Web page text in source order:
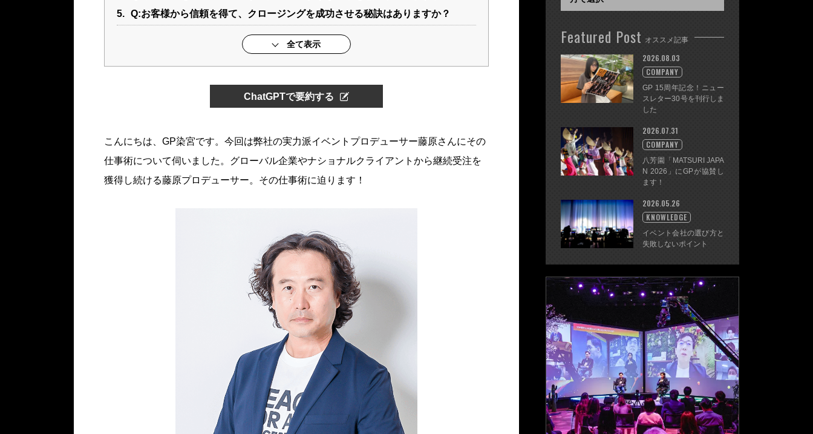
5. Q:お客様から信頼を得て、クロージングを成功させる秘訣はありますか？
全て表示
ChatGPTで要約する
こんにちは、GP染宮です。今回は弊社の実力派イベントプロデューサー藤原さんにその
仕事術について伺いました。グローバル企業やナショナルクライアントから継続受注を
獲得し続ける藤原プロデューサー。その仕事術に迫ります！
Featured Post オススメ記事
GP 15周年記念！ニュー
スレター30号を刊行しま
した
2026.08.03
COMPANY
八芳園「MATSURI JAPA
N 2026」にGPが協賛し
ます！
2026.07.31
COMPANY
イベント会社の選び方と
失敗しないポイント
2026.05.26
KNOWLEDGE